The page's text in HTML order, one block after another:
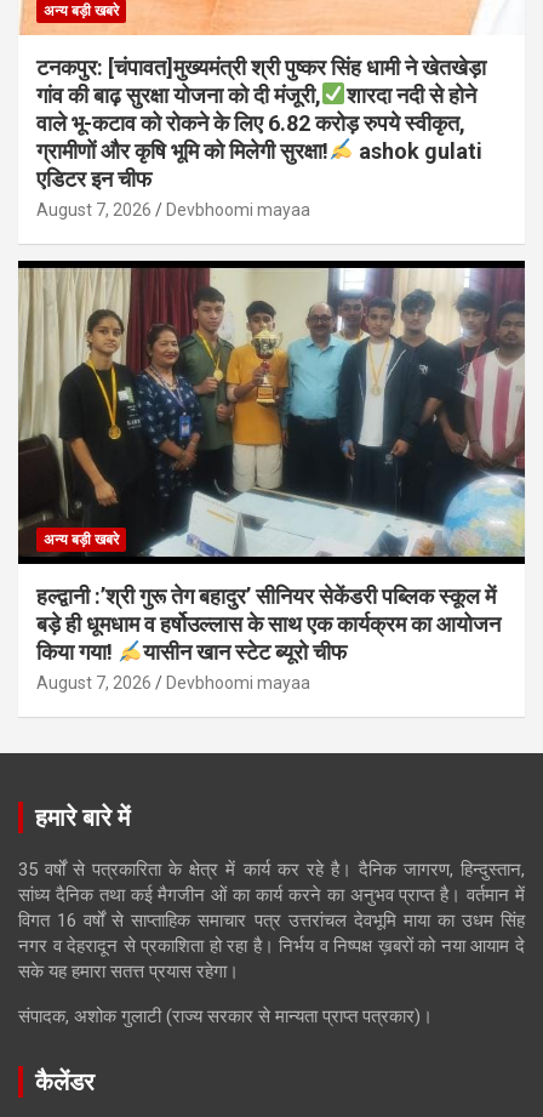
अन्य बड़ी खबरे
टनकपुर: [चंपावत]मुख्यमंत्री श्री पुष्कर सिंह धामी ने खेतखेड़ा
गांव की बाढ़ सुरक्षा योजना को दी मंजूरी,
शारदा नदी से होने
वाले भू-कटाव को रोकने के लिए 6.82 करोड़ रुपये स्वीकृत,
ग्रामीणों और कृषि भूमि को मिलेगी सुरक्षा!
ashok gulati
एडिटर इन चीफ
August 7, 2026 Devbhoomi mayaa
अन्य बड़ी खबरे
हल्द्वानी :’श्री गुरू तेग बहादुर’ सीनियर सेकेंडरी पब्लिक स्कूल में
बड़े ही धूमधाम व हर्षोउल्लास के साथ एक कार्यक्रम का आयोजन
किया गया!
यासीन खान स्टेट ब्यूरो चीफ
August 7, 2026 Devbhoomi mayaa
हमारे बारे में
35 वर्षों से पत्रकारिता के क्षेत्र में कार्य कर रहे है। दैनिक जागरण, हिन्दुस्तान,
सांध्य दैनिक तथा कई मैगजीन ओं का कार्य करने का अनुभव प्राप्त है। वर्तमान में
विगत 16 वर्षों से साप्ताहिक समाचार पत्र उत्तरांचल देवभूमि माया का उधम सिंह
नगर व देहरादून से प्रकाशिता हो रहा है। निर्भय व निष्पक्ष ख़बरों को नया आयाम दे
सके यह हमारा सतत्त प्रयास रहेगा।
संपादक, अशोक गुलाटी (राज्य सरकार से मान्यता प्राप्त पत्रकार)।
कैलेंडर